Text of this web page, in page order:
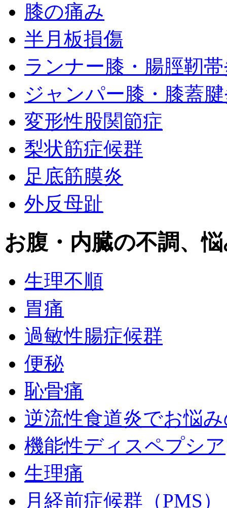
膝の痛み
半月板損傷
ランナー膝・腸脛靭
ジャンパー膝・膝蓋
変形性股関節症
梨状筋症候群
足底筋膜炎
外反母趾
お腹・内臓の不調、
生理不順
胃痛
過敏性腸症候群
便秘
恥骨痛
逆流性食道炎でお悩
機能性ディスペプシア
生理痛
月経前症候群（PMS）